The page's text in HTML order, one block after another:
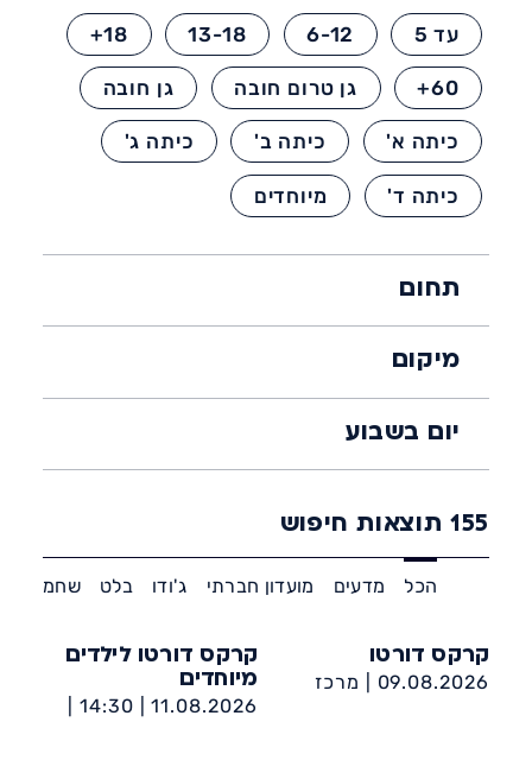
עד 5 6-12
13-18
18+
60+ גן טרום חובה גן חובה
כיתה א' כיתה ב' כיתה ג'
כיתה ד' מיוחדים
תחום
מיקום
יום בשבוע
155תוצאות חיפוש
הכל מדעים מועדון חברתי ג'ודו בלט שחמט
קרקס דורטו
09.08.2026 |
מרכז
קרקס דורטו לילדים
מיוחדים
11.08.2026 |
14:30 |